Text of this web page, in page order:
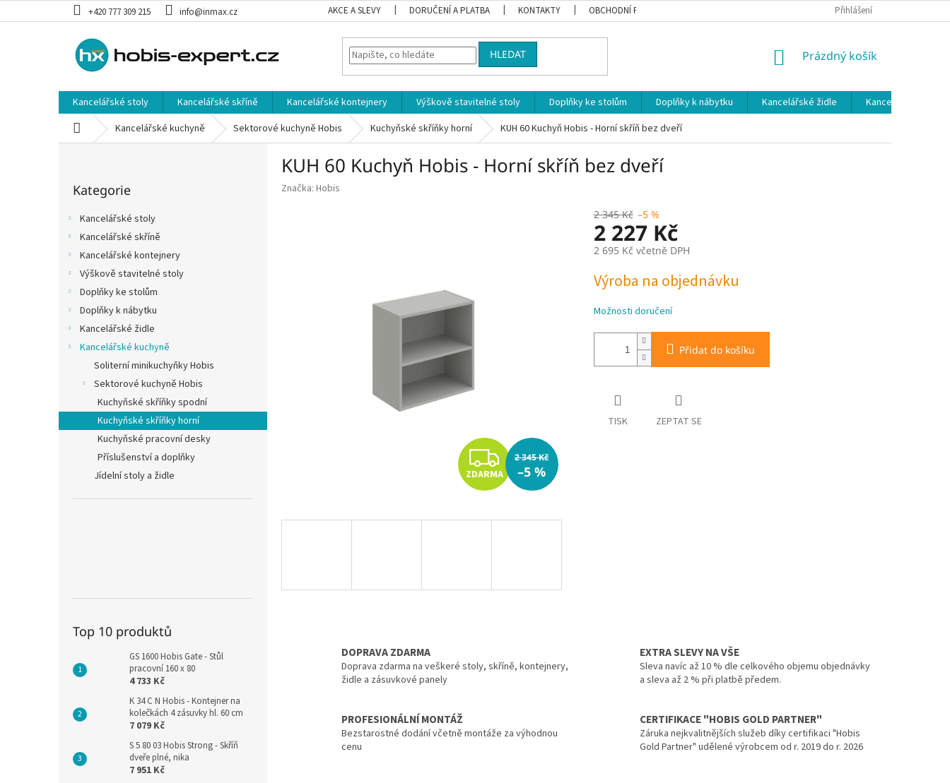
na
+420 777 309 215 info@inmax.cz AKCE A SLEVY DORUČENÍ A PLATBA KONTAKTY OBCHODNÍ PODMÍNKY Přihlášení
HLEDAT
NÁKUPNÍ
Prázdný košík
Kancelářské stoly Kancelářské skříně Kancelářské kontejnery Výškově stavitelné stoly Doplňky ke stolům Doplňky k nábytku Kancelářské židle
Kancelářské
Domů Kancelářské kuchyně Sektorové kuchyně Hobis Kuchyňské skříňky horní KUH 60 Kuchyň Hobis - Horní skříň bez dveří
kategorie
Kategorie
Kancelářské stoly
Kancelářské skříně
Kancelářské kontejnery
Výškově stavitelné stoly
Doplňky ke stolům
Doplňky k nábytku
Kancelářské židle
Kancelářské kuchyně
Soliterní minikuchyňky Hobis
Sektorové kuchyně Hobis
Kuchyňské skříňky spodní
Kuchyňské skříňky horní
Kuchyňské pracovní desky
Příslušenství a doplňky
Jídelní stoly a židle
Top 10 produktů
GS 1600 Hobis Gate - Stůl
pracovní 160 x 80
4 733 Kč
K 34 C N Hobis - Kontejner na
kolečkách 4 zásuvky hl. 60 cm
7 079 Kč
S 5 80 03 Hobis Strong - Skříň
dveře plné, nika
7 951 Kč
KUH 60 Kuchyň Hobis - Horní skříň bez dveří
Značka: Hobis
Z
D
A
ZDARMA
2 345 Kč
–5 %
2 345 Kč –5 %
2 227 Kč
2 695 Kč včetně DPH
cena:
Výroba na objednávku
Možnosti doručení
Přidat do košíku
TISK ZEPTAT SE
DOPRAVA ZDARMA
Doprava zdarma na veškeré stoly, skříně, kontejnery,
židle a zásuvkové panely
EXTRA SLEVY NA VŠE
Sleva navíc až 10 % dle celkového objemu objednávky
a sleva až 2 % při platbě předem.
PROFESIONÁLNÍ MONTÁŽ
Bezstarostné dodání včetně montáže za výhodnou
cenu
CERTIFIKACE "HOBIS GOLD PARTNER"
Záruka nejkvalitnějších služeb díky certifikaci "Hobis
Gold Partner" udělené výrobcem od r. 2019 do r. 2026